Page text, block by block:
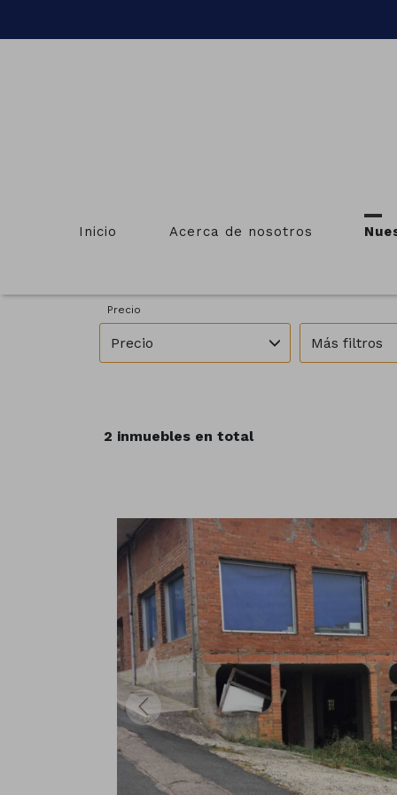
Inicio Acerca de nosotros
Provincias Municipios
Precio
Precio Más filtros
2 inmuebles en total